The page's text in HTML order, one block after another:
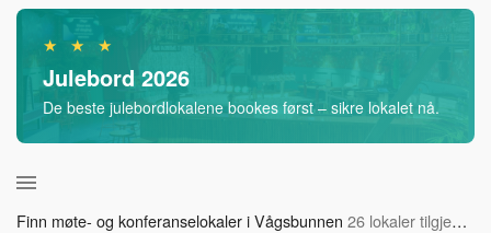
★ ★ ★
Julebord 2026
De beste julebordlokalene bookes først – sikre lokalet nå.
Finn møte- og konferanselokaler i Vågsbunnen 26 lokaler tilgjengelig